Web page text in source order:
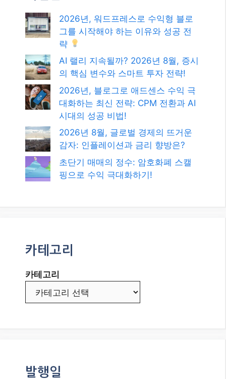
2026년, 워드프레스로 수익형 블로
그를 시작해야 하는 이유와 성공 전
략
AI 랠리 지속될까? 2026년 8월, 증시
의 핵심 변수와 스마트 투자 전략!
2026년, 블로그로 애드센스 수익 극
대화하는 최신 전략: CPM 전환과 AI
시대의 성공 비법!
2026년 8월, 글로벌 경제의 뜨거운
감자: 인플레이션과 금리 향방은?
초단기 매매의 정수: 암호화폐 스캘
핑으로 수익 극대화하기!
카테고리
카테고리
발행일